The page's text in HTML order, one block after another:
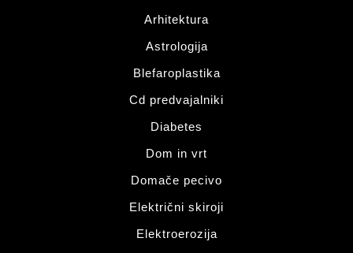
Arhitektura
Astrologija
Blefaroplastika
Cd predvajalniki
Diabetes
Dom in vrt
Domače pecivo
Električni skiroji
Elektroerozija